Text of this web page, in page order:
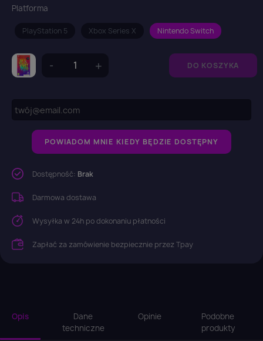
Platforma
PlayStation 5 Xbox Series X Nintendo Switch
DO KOSZYKA
POWIADOM MNIE KIEDY BĘDZIE DOSTĘPNY
Dostępność: Brak
Darmowa dostawa
Wysyłka w 24h po dokonaniu płatności
Zapłać za zamówienie bezpiecznie przez Tpay
Opis
Dane
techniczne
Opinie
Podobne
produkty